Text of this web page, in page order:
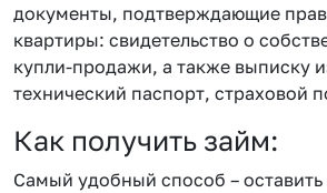
документы, подтверждающие
квартиры: свидетельство о
купли-продажи, а также выписку
технический паспорт, страховой
Как получить займ:
Самый удобный способ – оставить